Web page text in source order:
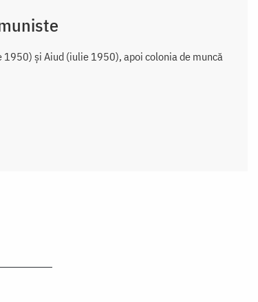
și Aiud (iulie 1950), apoi colonia de muncă